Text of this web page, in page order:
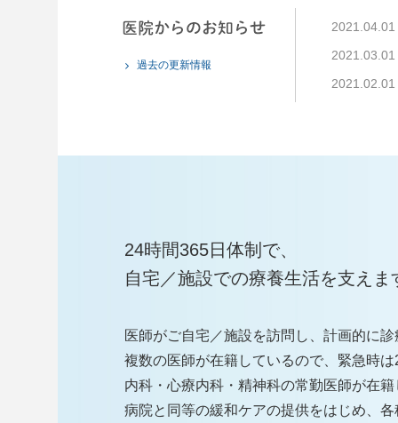
過去の更新情報
2021.04.01
2021.03.01
2021.02.01
24時間365日体制で、
自宅／施設での療養生活を支えま
医師がご自宅／施設を訪問し、計画的に
複数の医師が在籍しているので、緊急時
内科・心療内科・精神科の常勤医師が在
病院と同等の緩和ケアの提供をはじめ、